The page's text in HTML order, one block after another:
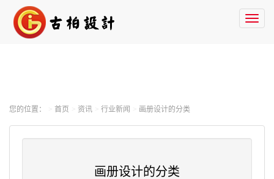
您的位置： 首页 资讯 行业新闻 画册设计的分类
画册设计的分类